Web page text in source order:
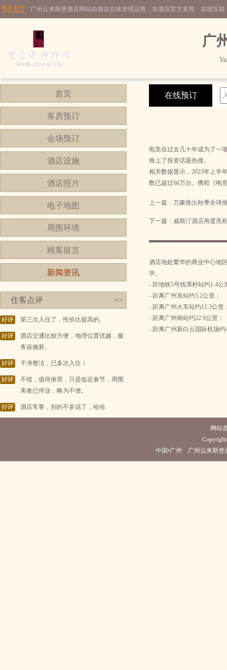
广州云来斯堡酒店网站由酒店在线管理运营，非酒店官方直营。在线互
广
首页
客房预订
会场预订
酒店设施
酒店照片
电子地图
周围环境
顾客留言
新闻资讯
住客点评 >>
好评 第三次入住了，性价比挺高的。
好评
酒店交通比较方便，地理位置优越，服
务设施新。
好评 干净整洁，已多次入住！
好评
不错，值得推荐，只是临近春节，周围
美食已停业，略为不便。
好评 酒店常客，别的不多说了，哈哈
在线预订
电竞在过去几十年成为了一
推上了投资话题热搜。
相关数据显示，2023年上半
数已超过66万台。携程《电
上一篇： 万豪推出秋季全球
下一篇： 威斯汀酒店再度亮
酒店地处繁华的商业中心地
学。
- 距地铁5号线潭村站约1.4公
- 距离广州东站约5.2公里；
- 距离广州火车站约11.3公里
- 距离广州南站约22.9公里；
- 距离广州新白云国际机场约
网站
中国•广州 广州云来斯堡